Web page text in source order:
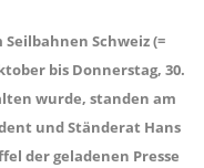
Schweiz (=
bis Donnerstag, 30.
wurde, standen am
und Ständerat Hans
der geladenen Presse